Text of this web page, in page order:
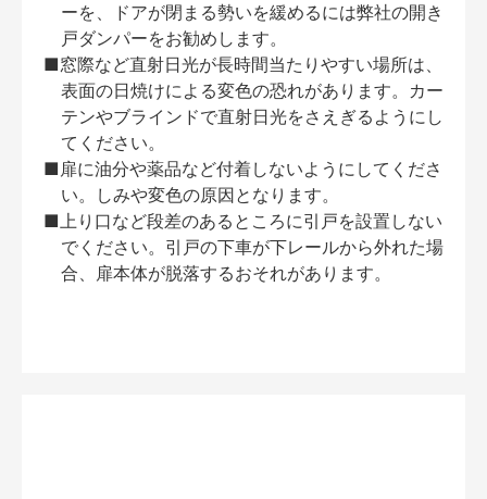
ーを、ドアが閉まる勢いを緩めるには弊社の開き
戸ダンパーをお勧めします。
■窓際など直射日光が長時間当たりやすい場所は、
表面の日焼けによる変色の恐れがあります。カー
テンやブラインドで直射日光をさえぎるようにし
てください。
■扉に油分や薬品など付着しないようにしてくださ
い。しみや変色の原因となります。
■上り口など段差のあるところに引戸を設置しない
でください。引戸の下車が下レールから外れた場
合、扉本体が脱落するおそれがあります。